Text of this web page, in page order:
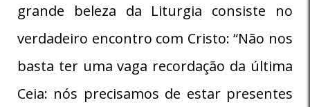
grande beleza da Liturgia consiste no
verdadeiro encontro com Cristo: “Não nos
basta ter uma vaga recordação da última
Ceia: nós precisamos de estar presentes